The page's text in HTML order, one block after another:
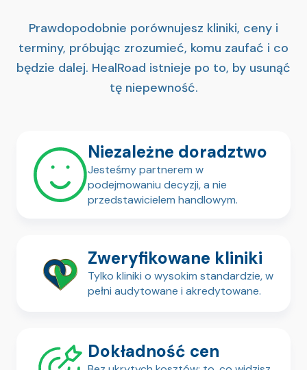
leczenie estetyczne planują
wtedy, gdy zdrowie jamy ustnej
zabiegi trzeba podzielić na
etapy, aby umożliwić
sprawnością działania a
bezpieczeństwem i komfortem.
Prawdopodobnie porównujesz kliniki, ceny i
terminy, próbując zrozumieć, komu zaufać i co
będzie dalej. HealRoad istnieje po to, by usunąć
tę niepewność.
Niezależne doradztwo
Jesteśmy partnerem w
podejmowaniu decyzji, a nie
przedstawicielem handlowym.
Zweryfikowane kliniki
Tylko kliniki o wysokim standardzie, w
pełni audytowane i akredytowane.
Dokładność cen